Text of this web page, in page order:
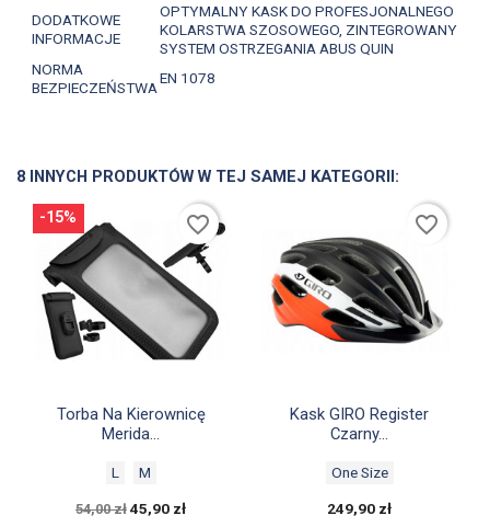
DODATKOWE
INFORMACJE
OPTYMALNY KASK DO PROFESJONALNEGO
KOLARSTWA SZOSOWEGO, ZINTEGROWANY
SYSTEM OSTRZEGANIA ABUS QUIN
NORMA
BEZPIECZEŃSTWA
EN 1078
8 INNYCH PRODUKTÓW W TEJ SAMEJ KATEGORII:
Szybki podgląd
Torba Na Kierownicę
Merida...
L M
54,00 zł 45,90 zł
-15% favorite_border
Szybki podgląd
Kask GIRO Register
Czarny...
One Size
249,90 zł
favorite_border